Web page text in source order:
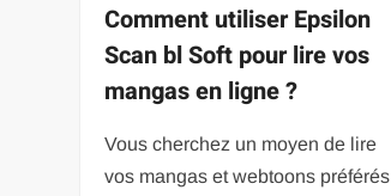
Comment utiliser Epsilon
Scan bl Soft pour lire vos
mangas en ligne ?
Vous cherchez un moyen de lire
vos mangas et webtoons préférés